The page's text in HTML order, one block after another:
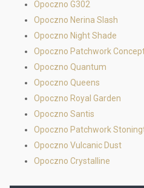
Opoczno G302
Opoczno Nerina Slash
Opoczno Night Shade
Opoczno Patchwork
Opoczno Quantum
Opoczno Queens
Opoczno Royal Garden
Opoczno Santis
Opoczno Patchwork
Opoczno Vulcanic Dust
Opoczno Crystalline